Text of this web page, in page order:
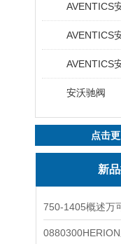
AVENTICS
AVENTICS
AVENTICS
安沃驰阀
点击
新